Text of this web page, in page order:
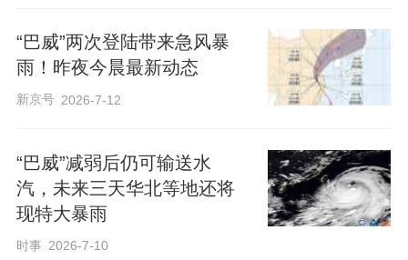
“巴威”两次登陆带来急风暴
雨！昨夜今晨最新动态
新京号 2026-7-12
“巴威”减弱后仍可输送水
汽，未来三天华北等地还将
现特大暴雨
时事 2026-7-10